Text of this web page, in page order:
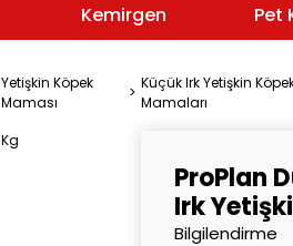
Kemirgen Pet
Yetişkin Köpek
Maması
Küçük Irk Yetişkin
Mamaları
ProPlan
Irk
Bilgilendirme